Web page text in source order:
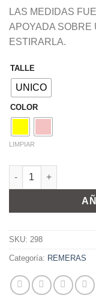
LAS MEDIDAS
APOYADA SOBRE
ESTIRARLA.
TALLE
UNICO
COLOR
LIMPIAR
REMERA ANGELICA
SKU: 298
Categoría: REMERAS